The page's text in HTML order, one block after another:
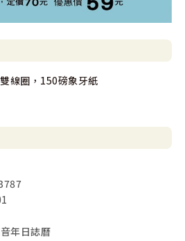
線圈，150磅象牙紙
年日誌曆